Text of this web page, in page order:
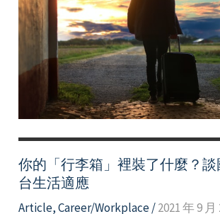
你的「行李箱」裡裝了什麼？
台生活適應
Article,Career/Workplace/2021 年 9 月